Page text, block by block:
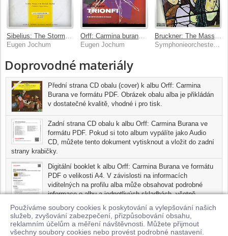
Používáme soubory cookies k poskytování a vylepšování našich
služeb, zvyšování zabezpečení, přizpůsobování obsahu,
reklamním účelům a měření návštěvnosti. Můžete přijmout
všechny soubory cookies nebo provést podrobné nastavení.
Sibelius: The Storm; Oceanides
Eugen Jochum
Orff: Carmina burana; Catulli Carmina; Trionfo d'Afrodite
Eugen Jochum
Bruckner: The Masses
Symphonieorchester des Bayerischen Rundfunks, Eugen Jochum
Doprovodné materiály
Přední strana CD obalu (cover) k albu Orff: Carmina
Burana ve formátu PDF. Obrázek obalu alba je přikládán
v dostatečné kvalitě, vhodné i pro tisk.
Zadní strana CD obalu k albu Orff: Carmina Burana ve
formátu PDF. Pokud si toto album vypálíte jako Audio
CD, můžete tento dokument vytisknout a vložit do zadní
strany krabičky.
Digitální booklet k albu Orff: Carmina Burana ve formátu
PDF o velikosti A4. V závislosti na informacích
viditelných na profilu alba může obsahovat podrobné
informace o albu a jednotlivých skladbách, včetně
seznamu participujících umělců, přesného data a místa
nahrání pro každou ze skladeb. Digitální booklet je tisknutelnou
variantou profilu alba.